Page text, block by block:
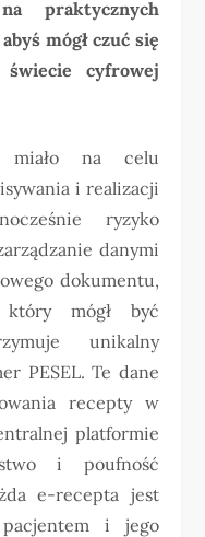
praktycznych
mógł czuć się
cyfrowej
miało na celu
i realizacji
ryzyko
danymi
dokumentu,
mógł być
unikalny
PESEL. Te dane
recepty w
platformie
i poufność
e-recepta jest
i jego